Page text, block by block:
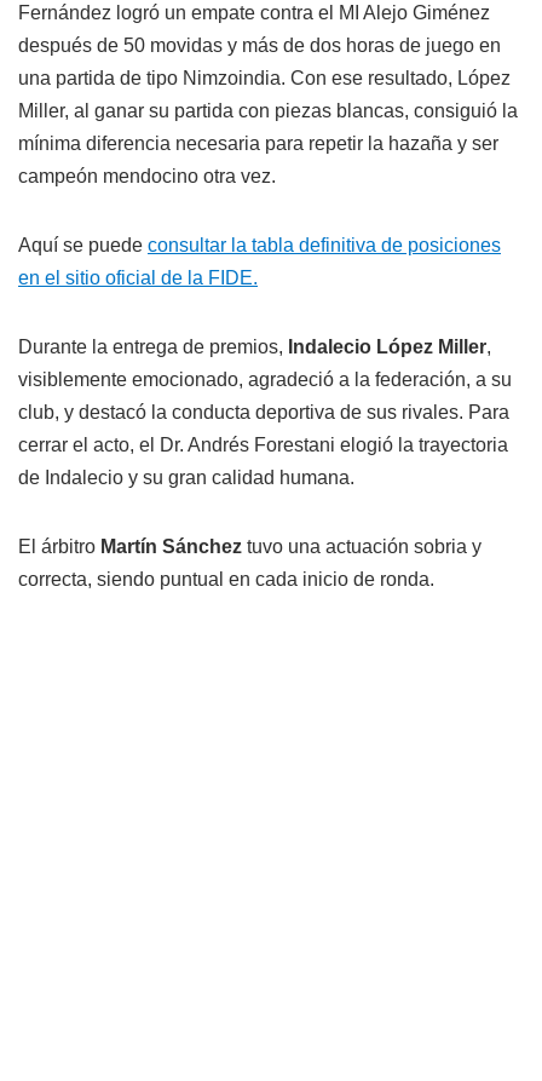
Fernández logró un empate contra el MI Alejo Giménez
después de 50 movidas y más de dos horas de juego en
una partida de tipo Nimzoindia. Con ese resultado, López
Miller, al ganar su partida con piezas blancas, consiguió la
mínima diferencia necesaria para repetir la hazaña y ser
campeón mendocino otra vez.
Aquí se puede consultar la tabla definitiva de posiciones
en el sitio oficial de la FIDE.
Durante la entrega de premios, Indalecio López Miller,
visiblemente emocionado, agradeció a la federación, a su
club, y destacó la conducta deportiva de sus rivales. Para
cerrar el acto, el Dr. Andrés Forestani elogió la trayectoria
de Indalecio y su gran calidad humana.
El árbitro Martín Sánchez tuvo una actuación sobria y
correcta, siendo puntual en cada inicio de ronda.